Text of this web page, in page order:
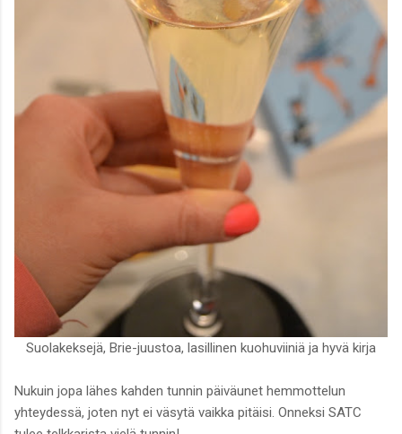
Suolakeksejä, Brie-juustoa, lasillinen kuohuviiniä ja hyvä kirja
Nukuin jopa lähes kahden tunnin päiväunet hemmottelun
yhteydessä, joten nyt ei väsytä vaikka pitäisi. Onneksi SATC